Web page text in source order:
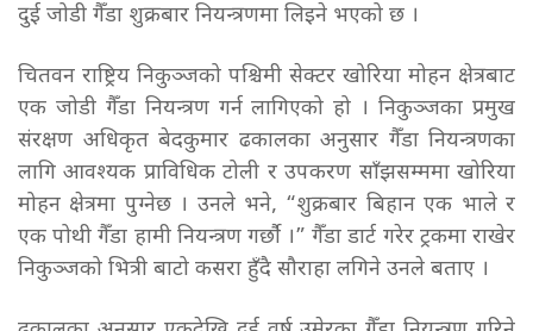
दुई जोडी गैँडा शुक्रबार नियन्त्रणमा लिइने भएको छ ।
चितवन राष्ट्रिय निकुञ्जको पश्चिमी सेक्टर खोरिया मोहन क्षेत्रबाट
एक जोडी गैँडा नियन्त्रण गर्न लागिएको हो । निकुञ्जका प्रमुख
संरक्षण अधिकृत बेदकुमार ढकालका अनुसार गैँडा नियन्त्रणका
लागि आवश्यक प्राविधिक टोली र उपकरण साँझसम्ममा खोरिया
मोहन क्षेत्रमा पुग्नेछ । उनले भने, “शुक्रबार बिहान एक भाले र
एक पोथी गैँडा हामी नियन्त्रण गर्छाै ।” गैँडा डार्ट गरेर ट्रकमा राखेर
निकुञ्जको भित्री बाटो कसरा हुँदै सौराहा लगिने उनले बताए ।